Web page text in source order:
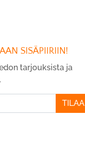
SISÄPIIRIIN!
tarjouksista ja
TILAA